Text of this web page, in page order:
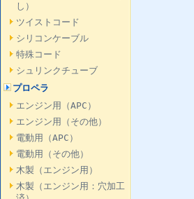
し）
ツイストコード
シリコンケーブル
特殊コード
シュリンクチューブ
プロペラ
エンジン用（APC）
エンジン用（その他）
電動用（APC）
電動用（その他）
木製（エンジン用）
木製（エンジン用：穴加工